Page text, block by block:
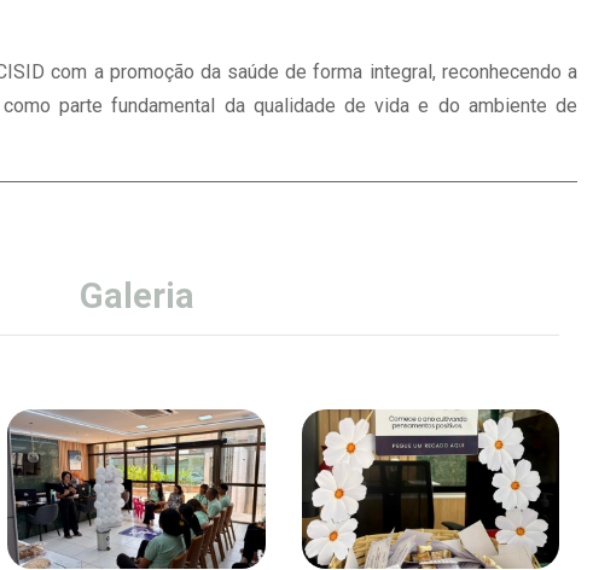
com a promoção da saúde de forma integral, reconhecendo a
parte fundamental da qualidade de vida e do ambiente de
Galeria